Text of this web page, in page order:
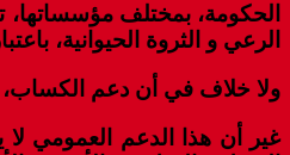
الحكومة، بمختلف مؤسساتها،
الرعي و الثروة الحيوانية،
ولا خلاف في أن دعم الكساب،
غير أن هذا الدعم العمومي